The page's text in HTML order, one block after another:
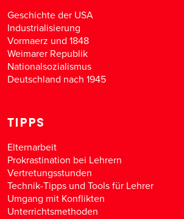
Geschichte der USA
Industrialisierung
Vormaerz und 1848
Weimarer Republik
Nationalsozialismus
Deutschland nach 1945
TIPPS
Elternarbeit
Prokrastination bei Lehrern
Vertretungsstunden
Technik-Tipps und Tools für Lehrer
Umgang mit Konflikten
Unterrichtsmethoden